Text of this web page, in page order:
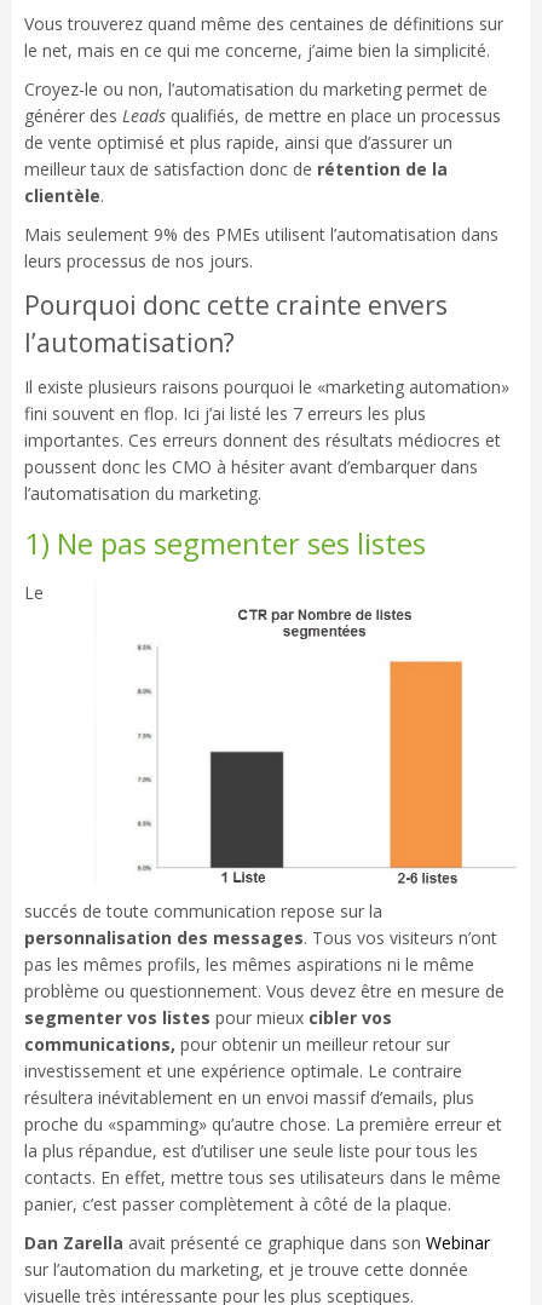
Vous trouverez quand même des centaines de définitions sur
le net, mais en ce qui me concerne, j’aime bien la simplicité.
Croyez-le ou non, l’automatisation du marketing permet de
générer des Leads qualifiés, de mettre en place un processus
de vente optimisé et plus rapide, ainsi que d’assurer un
meilleur taux de satisfaction donc de rétention de la
clientèle.
Mais seulement 9% des PMEs utilisent l’automatisation dans
leurs processus de nos jours.
Pourquoi donc cette crainte envers
l’automatisation?
Il existe plusieurs raisons pourquoi le «marketing automation»
fini souvent en flop. Ici j’ai listé les 7 erreurs les plus
importantes. Ces erreurs donnent des résultats médiocres et
poussent donc les CMO à hésiter avant d’embarquer dans
l’automatisation du marketing.
1) Ne pas segmenter ses listes
Le
succés de toute communication repose sur la
personnalisation des messages. Tous vos visiteurs n’ont
pas les mêmes profils, les mêmes aspirations ni le même
problème ou questionnement. Vous devez être en mesure de
segmenter vos listes pour mieux cibler vos
communications, pour obtenir un meilleur retour sur
investissement et une expérience optimale. Le contraire
résultera inévitablement en un envoi massif d’emails, plus
proche du «spamming» qu’autre chose. La première erreur et
la plus répandue, est d’utiliser une seule liste pour tous les
contacts. En effet, mettre tous ses utilisateurs dans le même
panier, c’est passer complètement à côté de la plaque.
Dan Zarella avait présenté ce graphique dans son Webinar
sur l’automation du marketing, et je trouve cette donnée
visuelle très intéressante pour les plus sceptiques.